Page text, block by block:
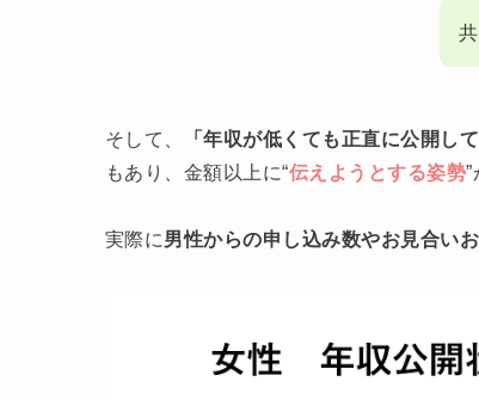
そして、 「年収が低くても正直に公開し
もあり、金額以上に“伝えようとする姿勢
実際に男性からの申し込み数やお見合い